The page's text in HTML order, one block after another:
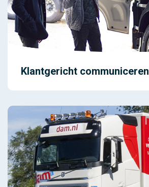
Klantgericht communiceren